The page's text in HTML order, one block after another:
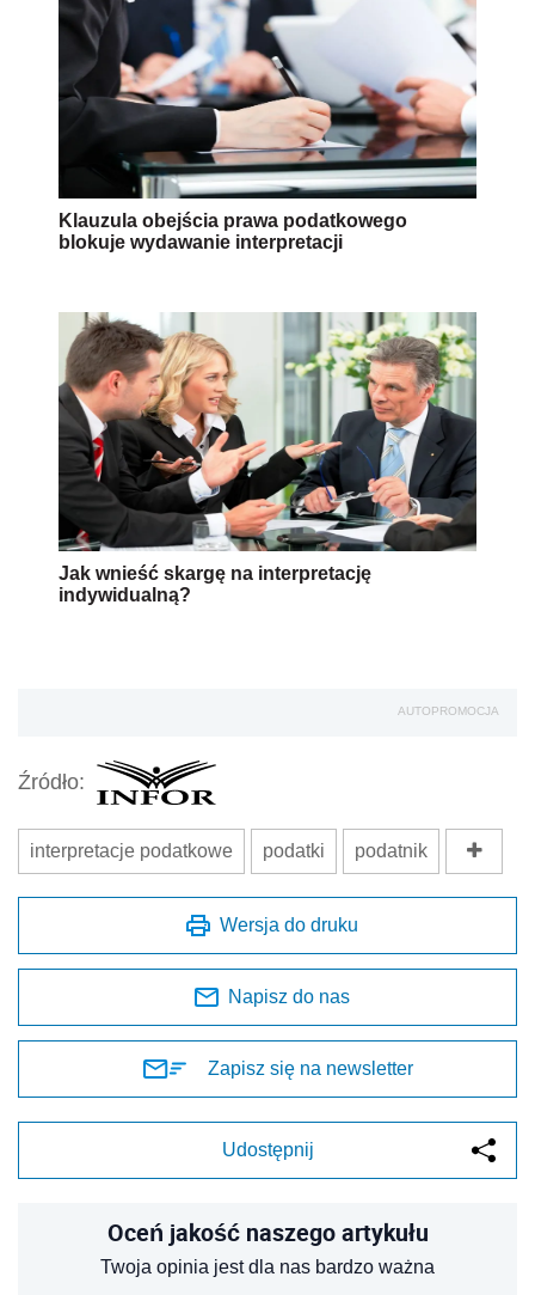
Klauzula obejścia prawa podatkowego
blokuje wydawanie interpretacji
Jak wnieść skargę na interpretację
indywidualną?
AUTOPROMOCJA
Źródło:
interpretacje podatkowe podatki podatnik
Wersja do druku
Napisz do nas
Zapisz się na newsletter
Udostępnij
Oceń jakość naszego artykułu
Twoja opinia jest dla nas bardzo ważna